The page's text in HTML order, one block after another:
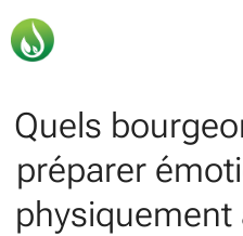
Quels
préparer
physiquement